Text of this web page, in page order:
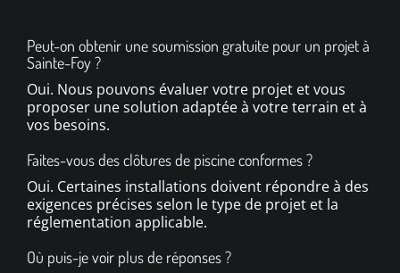
Peut-on obtenir une soumission gratuite pour un projet à
Sainte-Foy ?
Oui. Nous pouvons évaluer votre projet et vous
proposer une solution adaptée à votre terrain et à
vos besoins.
Faites-vous des clôtures de piscine conformes ?
Oui. Certaines installations doivent répondre à des
exigences précises selon le type de projet et la
réglementation applicable.
Où puis-je voir plus de réponses ?